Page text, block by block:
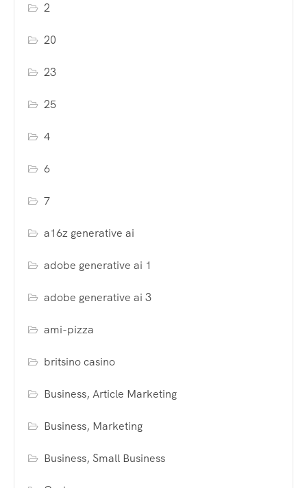
2
20
23
25
4
6
7
a16z generative ai
adobe generative ai 1
adobe generative ai 3
ami-pizza
britsino casino
Business, Article Marketing
Business, Marketing
Business, Small Business